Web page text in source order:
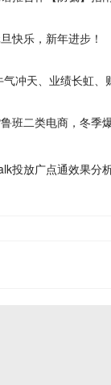
快乐，新年进步！
冲天、业绩长虹、
班二类电商，冬季
投放广点通效果分